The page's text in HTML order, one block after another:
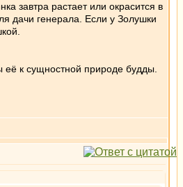
завтра растает или окрасится в
дачи генерала. Если у Золушки
её к сущностной природе будды.